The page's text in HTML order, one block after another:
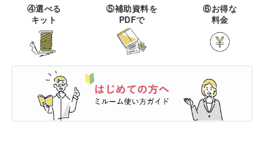
その他刺繍
パンチニードル
クロスステッチ
かぎ針編み
レース編み
クラフトバンド
すべて
パッチワーク
布小物
すべて
デッサン
ボールペンイラスト
アクリル絵の具
クラフト
すべて
フェイクスイーツ
ミニチュアフード
すべて
ドール服
ドールハウス
ネイル
ネイル検定
プラバンアクセサリー
キャンドル
すべて
タリング
すべて
絵付け・ペインティ
ング 書道・ペン字
④選べる
キット
⑤補助資料を
PDFで
⑥お得な
料金